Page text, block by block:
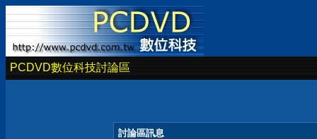
PCDVD數位科技討論區
討論區訊息